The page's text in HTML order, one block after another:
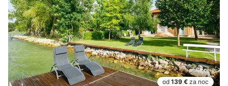
od 139 € za noc